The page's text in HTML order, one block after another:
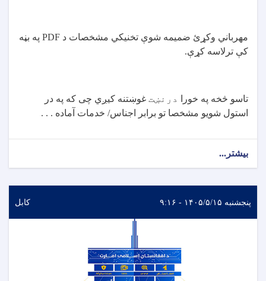
مهرباني وکړئ ضمیمه شوې تخنيکي مشخصات د PDF په بڼه
کې ترلاسه کړې.
تاسو څخه په خورا درنښت غوښتنه کیږي چی که په در
استول شویو مشخصا تو برابر اجناس/ خدمات آماده . . .
بیشتر...
پنجشنبه ۱۴۰۵/۵/۱۵ - ۹:۱۶ کابل